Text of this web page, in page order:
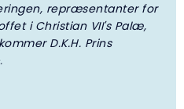
repræsentanter for
i Christian VII's Palæ,
D.K.H. Prins
Fonden